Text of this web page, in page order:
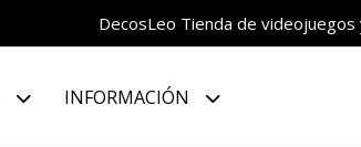
DecosLeo Tienda de videojuegos
INFORMACIÓN